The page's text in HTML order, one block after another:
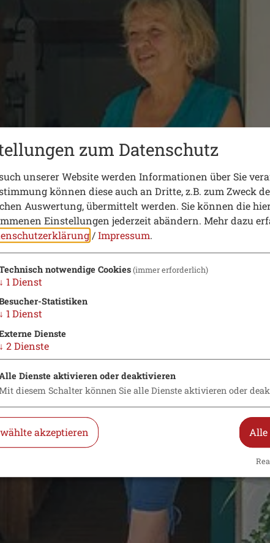
zum Datenschutz
unserer Website werden Informationen über Sie
können diese auch an Dritte, z.B. zum Zweck
Auswertung, übermittelt werden. Sie können die
Einstellungen jederzeit abändern. Mehr dazu
/Impressum.
notwendige Cookies(immer erforderlich)
↓ 1Dienst
Statistiken
↓ 1Dienst
Dienste
↓ 2 Dienste
Dienste aktivieren oder deaktivieren
diesem Schalter können Sie alle Dienste aktivieren oder
akzeptieren Alle